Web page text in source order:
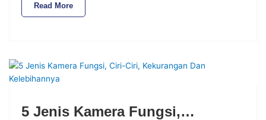
Read More
5 Jenis Kamera Fungsi,…